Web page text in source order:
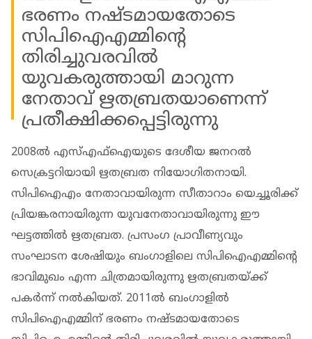
ഭരണം നഷ്ടമായതോടെ
സിപിഐഎമ്മിൻ്റെ
തിരിച്ചുവരവിൽ
യുവകരുത്തായി മാറുന്ന
നേതാവ് ഋതബ്രതയാണെന്ന്
പ്രതീക്ഷിക്കപ്പെട്ടിരുന്നു
2008ൽ എസ്എഫ്ഐയുടെ ദേശീയ ജനറൽ
സെക്രട്ടറിയായി ഋതബ്രത നിയോ​ഗിതനായി.
സിപിഐഎം നേതാവായിരുന്ന സീതാറാം യെച്ചൂരിക്ക്
പ്രിയങ്കരനായിരുന്ന യുവനേതാവായിരുന്നു ഈ
ഘട്ടത്തിൽ ഋതബ്രത. പ്രസം​ഗ പ്രാവീണ്യവും
സംഘാടന ശേഷിയും ബം​ഗാളിലെ സിപിഐഎമ്മിൻ്റെ
ഭാവിമുഖം എന്ന ചിത്രമായിരുന്നു ഋതബ്രതയ്ക്ക്
പകർന്ന് നൽകിയത്. 2011ൽ ബം​ഗാളിൽ
സിപിഐഎമ്മിന് ഭരണം നഷ്ടമായതോടെ